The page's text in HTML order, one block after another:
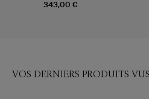
343,00 €
The Top
VOS DERNIERS PRODUITS VUS